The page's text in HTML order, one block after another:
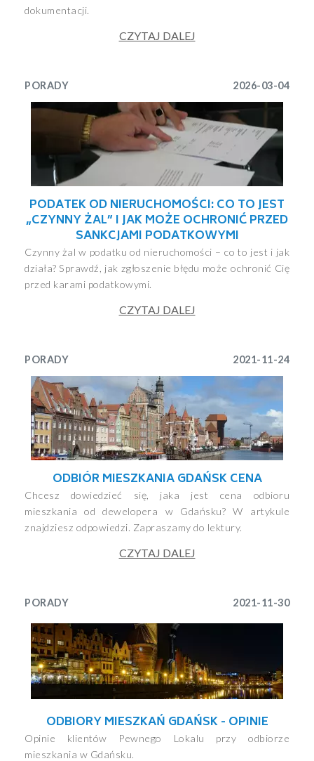
dokumentacji.
CZYTAJ DALEJ
PORADY 2026-03-04
PODATEK OD NIERUCHOMOŚCI: CO TO JEST
„CZYNNY ŻAL” I JAK MOŻE OCHRONIĆ PRZED
SANKCJAMI PODATKOWYMI
Czynny żal w podatku od nieruchomości – co to jest i jak
działa? Sprawdź, jak zgłoszenie błędu może ochronić Cię
przed karami podatkowymi.
CZYTAJ DALEJ
PORADY 2021-11-24
ODBIÓR MIESZKANIA GDAŃSK CENA
Chcesz dowiedzieć się, jaka jest cena odbioru
mieszkania od dewelopera w Gdańsku? W artykule
znajdziesz odpowiedzi. Zapraszamy do lektury.
CZYTAJ DALEJ
PORADY 2021-11-30
ODBIORY MIESZKAŃ GDAŃSK - OPINIE
Opinie klientów Pewnego Lokalu przy odbiorze
mieszkania w Gdańsku.